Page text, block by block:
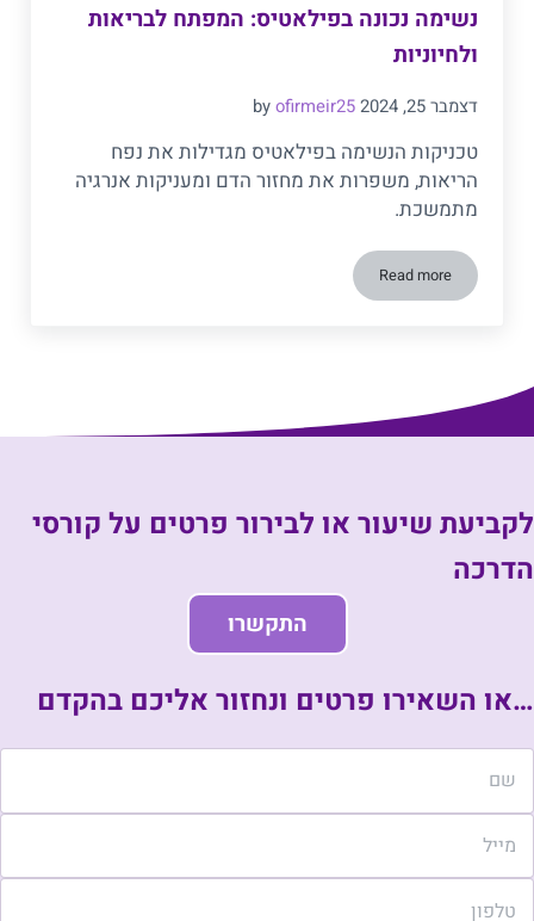
נשימה נכונה בפילאטיס: המפתח לבריאות
ולחיוניות
דצמבר 25, 2024 byofirmeir25
טכניקות הנשימה בפילאטיס מגדילות את נפח
הריאות, משפרות את מחזור הדם ומעניקות אנרגיה
מתמשכת.
Read moreנשימה נכונה בפילאטיס: המפתח לבריאות ולחיוניות
לקביעת שיעור או לבירור פרטים על קורסי
הדרכה
התקשרו
…או השאירו פרטים ונחזור אליכם בהקדם